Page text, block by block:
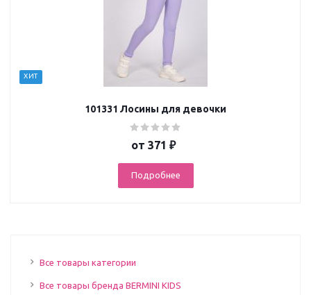
ХИТ
101331 Лосины для девочки
от 371 ₽
Подробнее
Все товары категории
Все товары бренда BERMINI KIDS